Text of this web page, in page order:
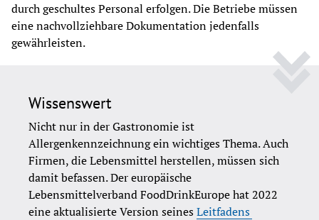
durch geschultes Personal erfolgen. Die Betriebe müssen
eine nachvollziehbare Dokumentation jedenfalls
gewährleisten.
Wissenswert
Nicht nur in der Gastronomie ist
Allergenkennzeichnung ein wichtiges Thema. Auch
Firmen, die Lebensmittel herstellen, müssen sich
damit befassen. Der europäische
Lebensmittelverband FoodDrinkEurope hat 2022
eine aktualisierte Version seines Leitfadens